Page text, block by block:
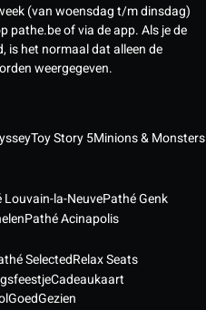
(van woensdag t/m dinsdag)
pathe.be of via de app. Als je de
is het normaal dat alleen de
weergegeven.
Toy Story 5Minions & Monsters
Louvain-la-NeuvePathé Genk
Pathé Acinapolis
SelectedRelax Seats
Cadeaukaart
GoedGezien